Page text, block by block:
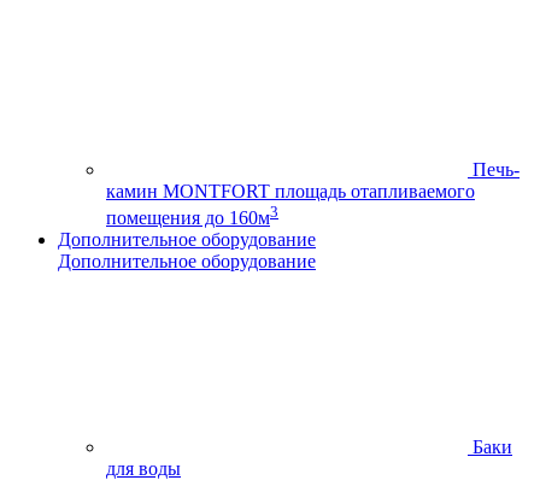
Печь-
камин MONTFORT площадь отапливаемого
помещения до 160м3
Дополнительное оборудование
Дополнительное оборудование
Баки
для воды